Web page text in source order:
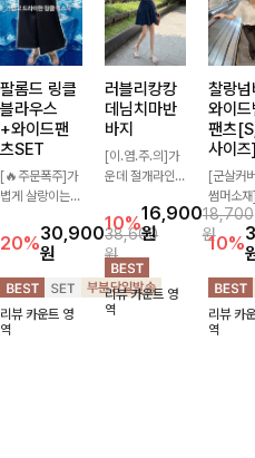
팔롬드 링클
블라우스
+와이드팬
츠SET
[🔥주문폭주]가
볍게 살랑이는
하고 여성스럽게
입어지는 블라우
스+팬츠 세트
🖤 허리 밴딩 디
테일로 편안하면
서도 자연스럽게
20%30,900
원
38,600
원
리뷰 카운트 영
역
러블리캉캉
데님치마반
바지
[이.염.주.의]가
운데 절개라인과
으로 캉캉스커트
를 입은 듯한 느
낌을 주는 치마
반바지! 데님 소
재로 여성스럽고
캐주얼하게 즐길
10%16,900
원
18,700
원
리뷰 카운트 영
역
찰랑넘
와이드
팬츠
사이즈]
[군살커
썸머소
게 찰랑이
단과 여
와이드
하루 종
하게 착
수 있는
니다
10%
리뷰 카
역